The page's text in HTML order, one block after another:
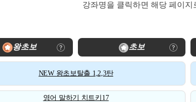
강좌명을 클릭하면 해당 페이지
왕초보 초보
NEW 왕초보탈출 1,2,3탄
영어 말하기 치트키17